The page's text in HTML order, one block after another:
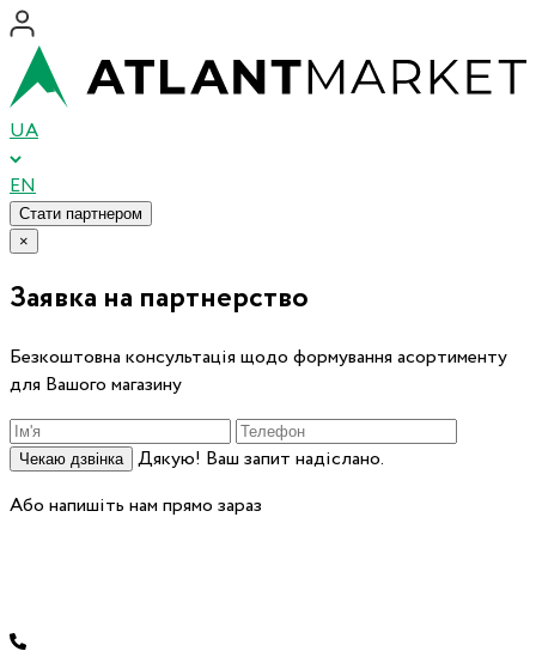
UA
EN
Стати партнером
×
Заявка на партнерство
Безкоштовна консультація щодо формування асортименту
для Вашого магазину
Чекаю дзвінка
Дякую! Ваш запит надіслано.
Або напишіть нам прямо зараз